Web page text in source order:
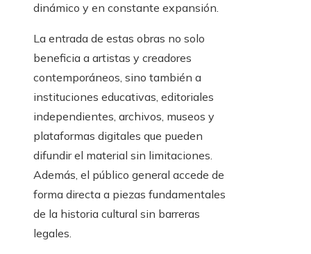
dinámico y en constante expansión.
La entrada de estas obras no solo
beneficia a artistas y creadores
contemporáneos, sino también a
instituciones educativas, editoriales
independientes, archivos, museos y
plataformas digitales que pueden
difundir el material sin limitaciones.
Además, el público general accede de
forma directa a piezas fundamentales
de la historia cultural sin barreras
legales.